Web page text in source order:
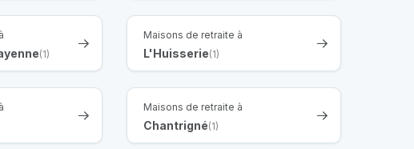
(1)
Maisons de retraite à
L'Huisserie(1)
Maisons de retraite à
Chantrigné(1)